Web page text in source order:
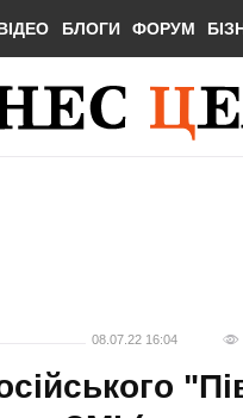
БЛОГИ ФОРУМ
08.07.22 16:04